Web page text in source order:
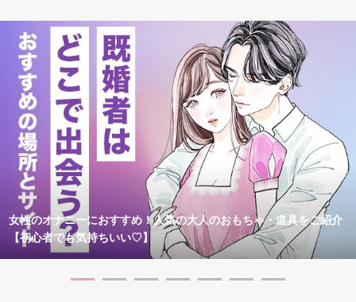
女性のオナニーにおすすめ！人気の大人のおもちゃ・道具をご紹介
【初心者でも気持ちいい♡】